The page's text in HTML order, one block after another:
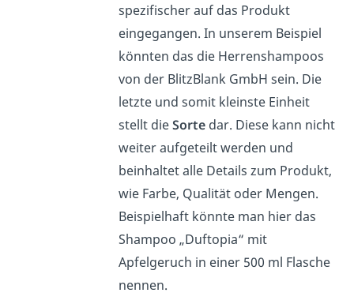
spezifischer auf das Produkt
eingegangen. In unserem Beispiel
könnten das die Herrenshampoos
von der BlitzBlank GmbH sein. Die
letzte und somit kleinste Einheit
stellt dieSortedar. Diese kann nicht
weiter aufgeteilt werden und
beinhaltet alle Details zum Produkt,
wie Farbe, Qualität oder Mengen.
Beispielhaft könnte man hier das
Shampoo „Duftopia“ mit
Apfelgeruch in einer 500 ml Flasche
nennen.